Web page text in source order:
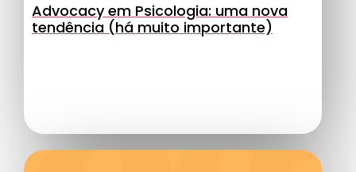
Advocacy em Psicologia: uma nova
tendência (há muito importante)